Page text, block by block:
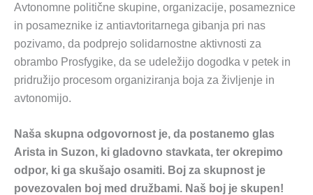
Avtonomne politične skupine, organizacije, posameznice
in posameznike iz antiavtoritarnega gibanja pri nas
pozivamo, da podprejo solidarnostne aktivnosti za
obrambo Prosfygike, da se udeležijo dogodka v petek in
pridružijo procesom organiziranja boja za življenje in
avtonomijo.
Naša skupna odgovornost je, da postanemo glas
Arista in Suzon, ki gladovno stavkata, ter okrepimo
odpor, ki ga skušajo osamiti. Boj za skupnost je
povezovalen boj med družbami. Naš boj je skupen!